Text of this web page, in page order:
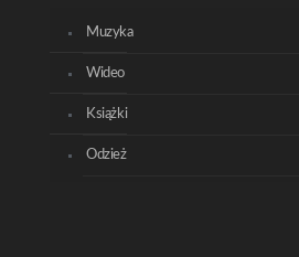
Muzyka
Wideo
Książki
Odzież